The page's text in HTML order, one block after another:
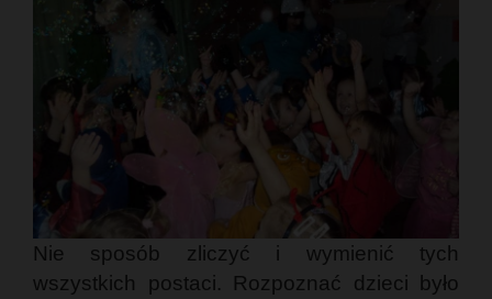
Nie sposób zliczyć i wymienić tych
wszystkich postaci. Rozpoznać dzieci było